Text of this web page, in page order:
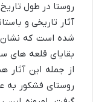
روستا در طول
آثار تاریخی و
شده است که
بقایای قلعه های
از جمله این
روستای فشکور به